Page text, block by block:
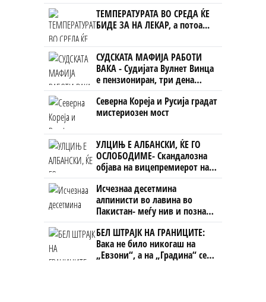
ТЕМПЕРАТУРАТА ВО СРЕДА ЌЕ
БИДЕ ЗА НА ЛЕКАР, а потоа...
СУДСКАТА МАФИЈА РАБОТИ
ВАКА - Судијата Вулнет Винца
е пензиониран, три дена
откако му го врати пасошот
на бизнисменот Марковски
Северна Кореја и Русија градат
мистериозен мост
УЛЦИЊ Е АЛБАНСКИ, ЌЕ ГО
ОСЛОБОДИМЕ- Скандалозна
објава на вицепремиерот на
Црна Гора
Исчезнаа десетмина
алпинисти во лавина во
Пакистан- меѓу нив и познат
Непалец
БЕЛ ШТРАЈК НА ГРАНИЦИТЕ:
Вака не било никогаш на
„Евзони“, а на „Градина“ се